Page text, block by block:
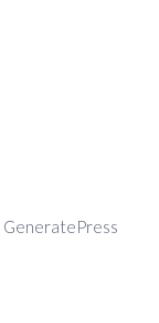
GeneratePress